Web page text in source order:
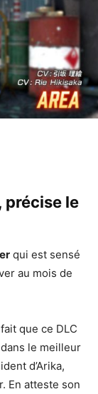
précise le
qui est sensé
au mois de
que ce DLC
le meilleur
d’Arika,
En atteste son